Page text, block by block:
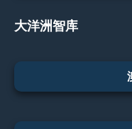
大洋洲智库